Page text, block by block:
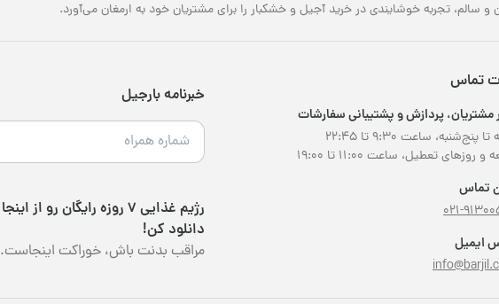
تجربه خوشایندی در خرید آجیل و خشکبار را برای مشتریان خود به ارمغان می‌آورد.
تماس
مشتریان، پردازش و پشتیبانی سفارشات
پنج‌شنبه، ساعت ۹:۳۰ تا ۲۲:۴۵
روزهای تعطیل، ساعت ۱۱:۰۰ تا ۱۹:۰۰
تماس
021-
ایمیل
خبرنامه بارجیل
رژیم غذایی 7 روزه رایگان رو از اینجا
دانلود کن!
مراقب بدنت باش، خوراکت اینجاست.